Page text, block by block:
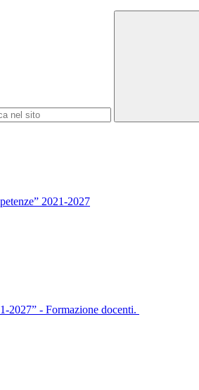
2021-2027
2027” - Formazione docenti.